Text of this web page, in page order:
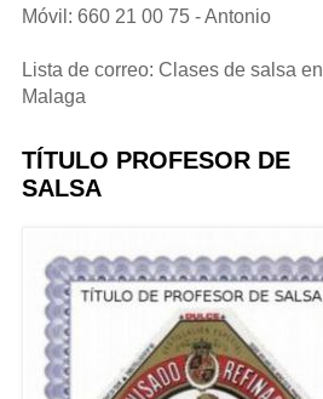
Móvil: 660 21 00 75 - Antonio
Lista de correo: Clases de salsa en
Malaga
TÍTULO PROFESOR DE
SALSA